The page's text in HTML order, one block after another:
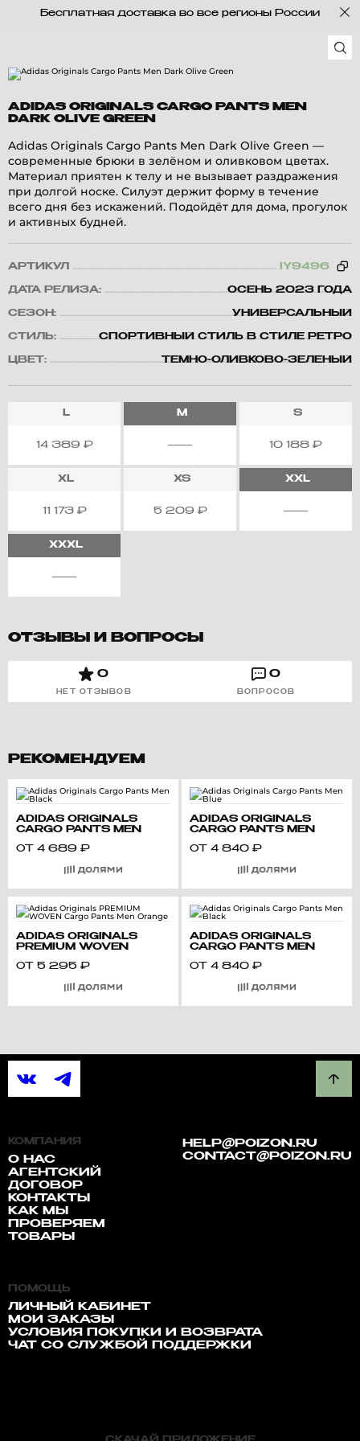
Бесплатная доставка во все регионы России
ADIDAS ORIGINALS CARGO PANTS MEN
DARK OLIVE GREEN
Adidas Originals Cargo Pants Men Dark Olive Green —
современные брюки в зелёном и оливковом цветах.
Материал приятен к телу и не вызывает раздражения
при долгой носке. Силуэт держит форму в течение
всего дня без искажений. Подойдёт для дома, прогулок
и активных будней.
АРТИКУЛ IY9496
ДАТА РЕЛИЗА: ОСЕНЬ 2023 ГОДА
СЕЗОН: УНИВЕРСАЛЬНЫЙ
СТИЛЬ: СПОРТИВНЫЙ СТИЛЬ В СТИЛЕ РЕТРО
ЦВЕТ: ТЕМНО-ОЛИВКОВО-ЗЕЛЕНЫЙ
L
14 389 ₽
M S
10 188 ₽
XL
11 173 ₽
XS
5 209 ₽
XXL
XXXL
ОТЗЫВЫ И ВОПРОСЫ
0
НЕТ ОТЗЫВОВ
0
ВОПРОСОВ
РЕКОМЕНДУЕМ
ADIDAS ORIGINALS
CARGO PANTS MEN
ОТ 4 689 ₽
ADIDAS ORIGINALS
CARGO PANTS MEN
ОТ 4 840 ₽
ADIDAS ORIGINALS
PREMIUM WOVEN
ORANGE
ОТ 5 295 ₽
ADIDAS ORIGINALS
CARGO PANTS MEN
ОТ 4 840 ₽
КОМПАНИЯ
О НАС
АГЕНТСКИЙ
ДОГОВОР
КОНТАКТЫ
КАК МЫ
ПРОВЕРЯЕМ
ТОВАРЫ
HELP@POIZON.RU
CONTACT@POIZON.RU
ПОМОЩЬ
ЛИЧНЫЙ КАБИНЕТ
МОИ ЗАКАЗЫ
УСЛОВИЯ ПОКУПКИ И ВОЗВРАТА
ЧАТ СО СЛУЖБОЙ ПОДДЕРЖКИ